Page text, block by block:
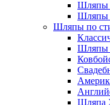
Шляпы
Шляпы
Шляпы по
Шляпы
Шляпа